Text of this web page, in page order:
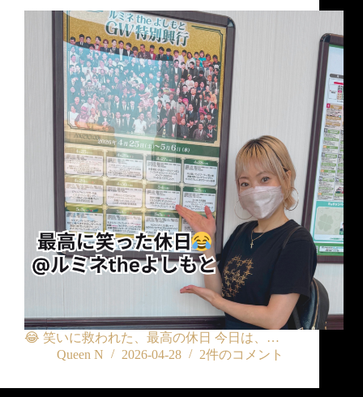
😂 笑いに救われた、最高の休日 今日は、…
Queen N
2026-04-28 2件のコメント